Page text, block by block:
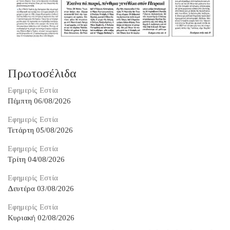
Πρωτοσέλιδα
Εφημερίς Εστία
Πέμπτη 06/08/2026
Εφημερίς Εστία
Τετάρτη 05/08/2026
Εφημερίς Εστία
Τρίτη 04/08/2026
Εφημερίς Εστία
Δευτέρα 03/08/2026
Εφημερίς Εστία
Κυριακή 02/08/2026